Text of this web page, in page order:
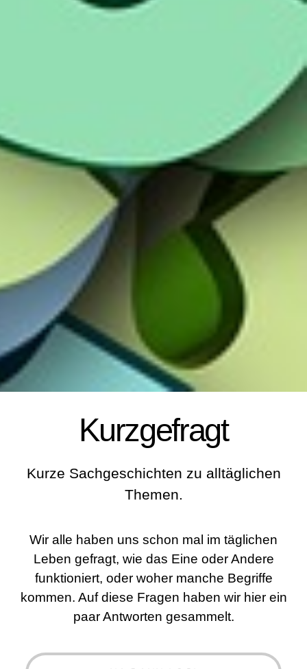
Kurzgefragt
Kurze Sachgeschichten zu alltäglichen
Themen.
Wir alle haben uns schon mal im täglichen
Leben gefragt, wie das Eine oder Andere
funktioniert, oder woher manche Begriffe
kommen. Auf diese Fragen haben wir hier ein
paar Antworten gesammelt.